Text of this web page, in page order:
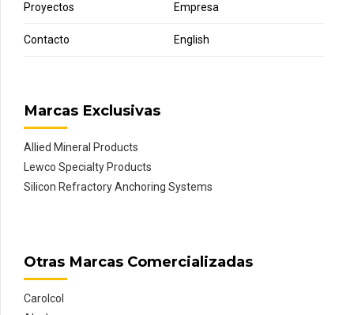
Proyectos Empresa
Contacto English
Marcas Exclusivas
Allied Mineral Products
Lewco Specialty Products
Silicon Refractory Anchoring Systems
Otras Marcas Comercializadas
Carolcol